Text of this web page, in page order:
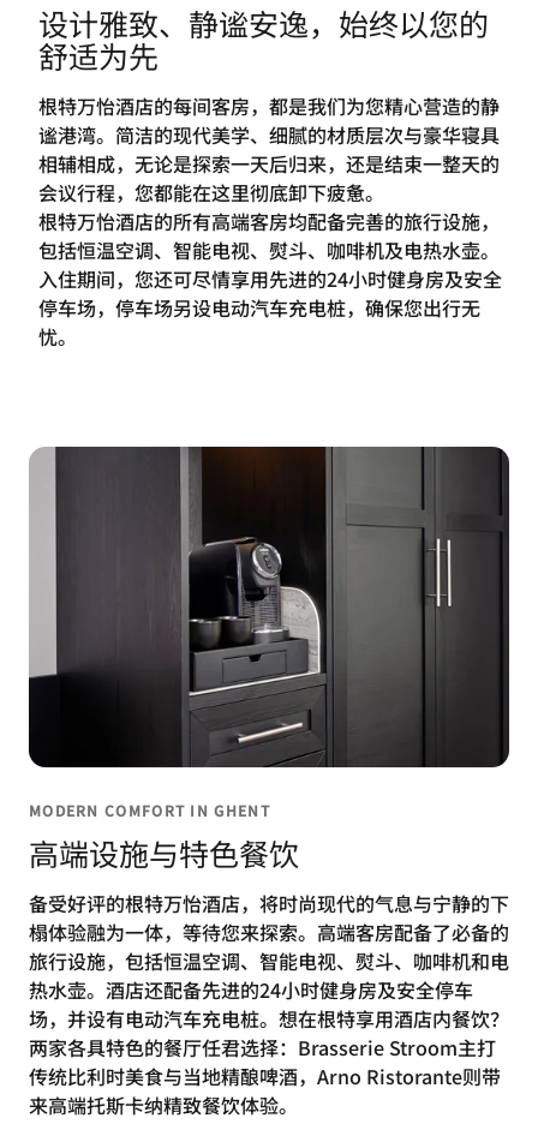
设计雅致、静谧安逸，始终以您的
舒适为先
根特万怡酒店的每间客房，都是我们为您精心营造的静
谧港湾。简洁的现代美学、细腻的材质层次与豪华寝具
相辅相成，无论是探索一天后归来，还是结束一整天的
会议行程，您都能在这里彻底卸下疲惫。
根特万怡酒店的所有高端客房均配备完善的旅行设施，
包括恒温空调、智能电视、熨斗、咖啡机及电热水壶。
入住期间，您还可尽情享用先进的24小时健身房及安全
停车场，停车场另设电动汽车充电桩，确保您出行无
忧。
MODERN COMFORT IN GHENT
高端设施与特色餐饮
备受好评的根特万怡酒店，将时尚现代的气息与宁静的下
榻体验融为一体，等待您来探索。高端客房配备了必备的
旅行设施，包括恒温空调、智能电视、熨斗、咖啡机和电
热水壶。酒店还配备先进的24小时健身房及安全停车
场，并设有电动汽车充电桩。想在根特享用酒店内餐饮？
两家各具特色的餐厅任君选择：Brasserie Stroom主打
传统比利时美食与当地精酿啤酒，Arno Ristorante则带
来高端托斯卡纳精致餐饮体验。